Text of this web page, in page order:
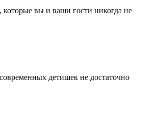
которые вы и ваши гости никогда не
детишек не достаточно